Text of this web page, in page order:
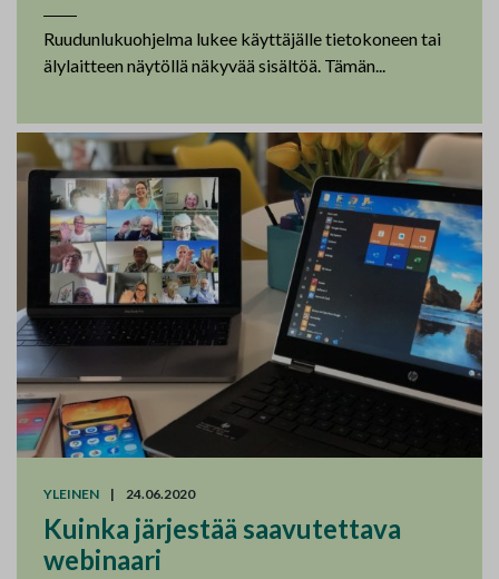
Ruudunlukuohjelma lukee käyttäjälle tietokoneen tai
älylaitteen näytöllä näkyvää sisältöä. Tämän...
YLEINEN | 24.06.2020
Kuinka järjestää saavutettava
webinaari